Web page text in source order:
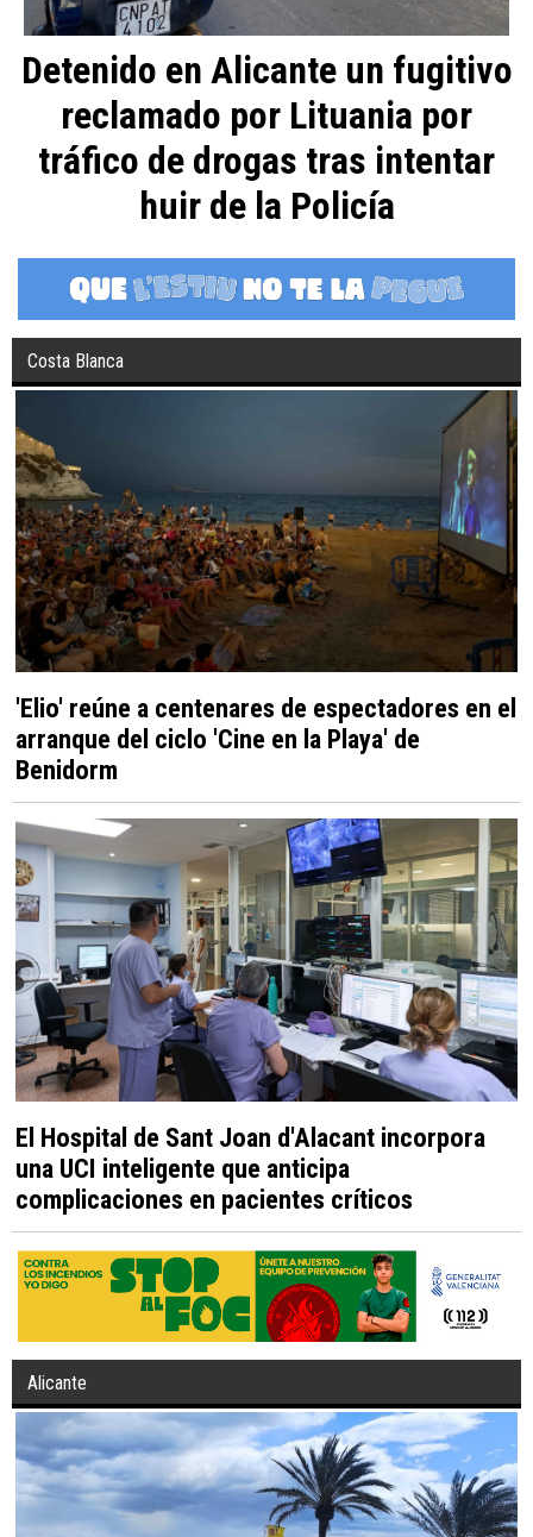
Detenido en Alicante un fugitivo
reclamado por Lituania por
tráfico de drogas tras intentar
huir de la Policía
Costa Blanca
'Elio' reúne a centenares de espectadores en el
arranque del ciclo 'Cine en la Playa' de
Benidorm
El Hospital de Sant Joan d'Alacant incorpora
una UCI inteligente que anticipa
complicaciones en pacientes críticos
Alicante